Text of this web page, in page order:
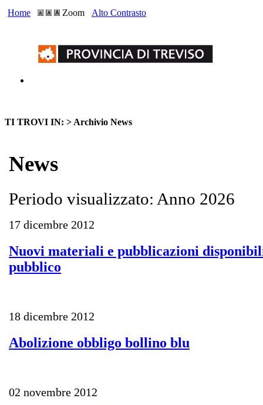
Home Zoom Alto Contrasto
TI TROVI IN: > Archivio News
News
Periodo visualizzato: Anno 2026
17 dicembre 2012
Nuovi materiali e pubblicazioni
pubblico
18 dicembre 2012
Abolizione obbligo bollino blu
02 novembre 2012